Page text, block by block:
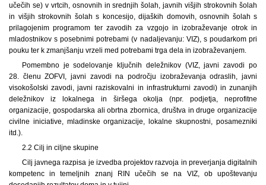
učečih se) v vrtcih, osnovnih in srednjih šolah, javnih višjih strokovnih šolah
in višjih strokovnih šolah s koncesijo, dijaških domovih, osnovnih šolah s
prilagojenim programom ter zavodih za vzgojo in izobraževanje otrok in
mladostnikov s posebnimi potrebami (v nadaljevanju: VIZ), s poudarkom pri
pouku ter k zmanjšanju vrzeli med potrebami trga dela in izobraževanjem.
Pomembno je sodelovanje ključnih deležnikov (VIZ, javni zavodi po
28. členu ZOFVI, javni zavodi na področju izobraževanja odraslih, javni
visokošolski zavodi, javni raziskovalni in infrastrukturni zavodi) in zunanjih
deležnikov iz lokalnega in širšega okolja (npr. podjetja, neprofitne
organizacije, gospodarska ali obrtna zbornica, društva in druge organizacije
civilne iniciative, mladinske organizacije, lokalne skupnostni, posamezniki
itd.).
2.2 Cilj in ciljne skupine
Cilj javnega razpisa je izvedba projektov razvoja in preverjanja digitalnih
kompetenc in temeljnih znanj RIN učečih se na VIZ, ob upoštevanju